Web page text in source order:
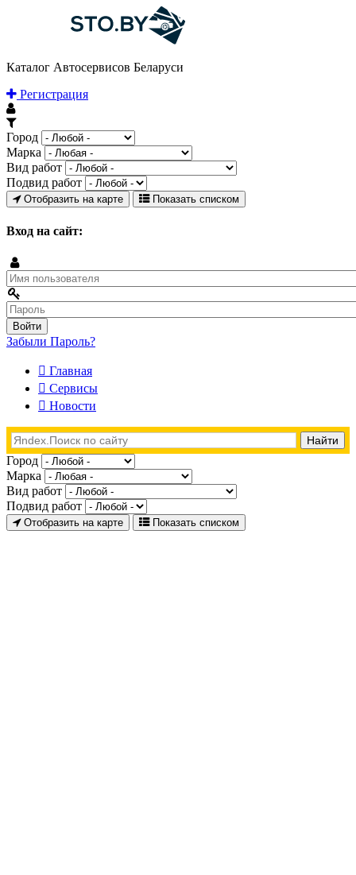
Каталог Автосервисов Беларуси
Регистрация
Город
Марка
Вид работ
Подвид работ
Отобразить на карте Показать списком
Вход на сайт:
Забыли Пароль?
Главная
Сервисы
Новости
Город
Марка
Вид работ
Подвид работ
Отобразить на карте Показать списком